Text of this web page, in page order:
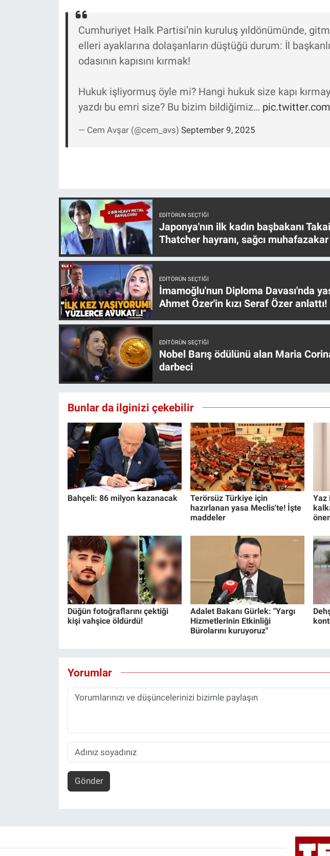
Cumhuriyet Halk Partisi’nin kuruluş yıldönümünde,
elleri ayaklarına dolaşanların düştüğü durum: İl
odasının kapısını kırmak!
Hukuk işliyormuş öyle mi? Hangi hukuk size kapı
yazdı bu emri size? Bu bizim bildiğimiz…
— Cem Avşar (@cem_avs) September 9, 2025
EDITÖRÜN SEÇTIĞI
Japonya'nın ilk kadın başbakanı
Thatcher hayranı, sağcı muhafazakar
EDITÖRÜN SEÇTIĞI
İmamoğlu'nun Diploma Davası'nda
Ahmet Özer'in kızı Seraf Özer anlattı!
EDITÖRÜN SEÇTIĞI
Nobel Barış ödülünü alan Maria
darbeci
Bunlar da ilginizi çekebilir
Bahçeli: 86 milyon kazanacak
Terörsüz Türkiye için
hazırlanan yasa Meclis'te! İşte
maddeler
Yaz
Düğün fotoğraflarını çektiği
kişi vahşice öldürdü!
Adalet Bakanı Gürlek: "Yargı
Hizmetlerinin Etkinliği
Bürolarını kuruyoruz"
Yorumlar
Gönder